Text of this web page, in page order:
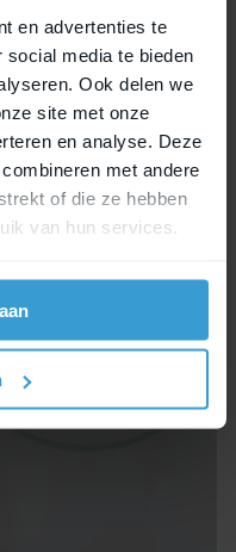
en advertenties te
media te bieden
Ook delen we
site met onze
en analyse. Deze
met andere
of die ze hebben
van hun services.